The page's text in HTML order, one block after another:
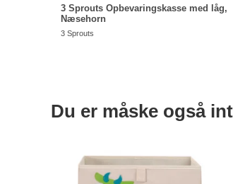
3 Sprouts Opbevaringskasse med låg,
Næsehorn
3 Sprouts
Du er måske også